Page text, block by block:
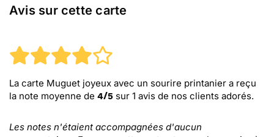
Avis sur cette carte
La carte Muguet joyeux avec un sourire printanier a reçu
la note moyenne de 4/5 sur 1 avis de nos clients adorés.
Les notes n'étaient accompagnées d'aucun